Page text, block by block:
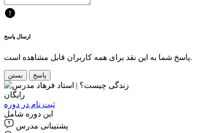
ارسال پاسخ
پاسخ شما به این نقد برای همه کاربران قابل مشاهده است.
بستن پاسخ
رایگان
ثبت نام در دوره
این دوره شامل
پشتیبانی مدرس